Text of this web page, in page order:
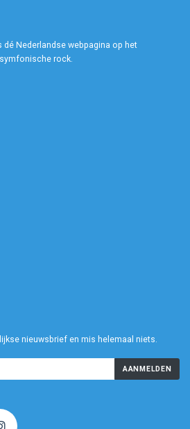
dé Nederlandse webpagina op het
rock.
nieuwsbrief en mis helemaal niets.
AANMELDEN